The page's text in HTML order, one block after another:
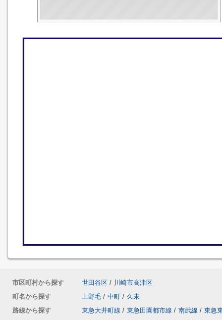
市区町村から探す 世田谷区 / 川崎市高津区
町名から探す
上野毛 / 中町 / 久末
路線から探す
東急大井町線 / 東急田園都市線 / 南武線 / 東急